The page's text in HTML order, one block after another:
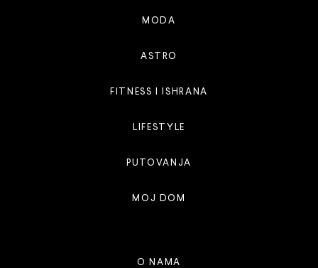
MODA
ASTRO
FITNESS I ISHRANA
LIFESTYLE
PUTOVANJA
MOJ DOM
O NAMA